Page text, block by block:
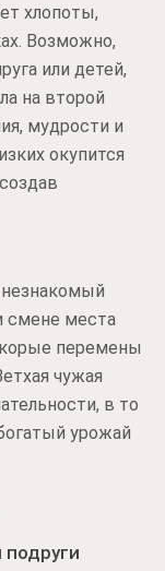
хлопоты,
Возможно,
или детей,
на второй
мудрости и
окупится
смене места
перемены
чужая
в то
урожай